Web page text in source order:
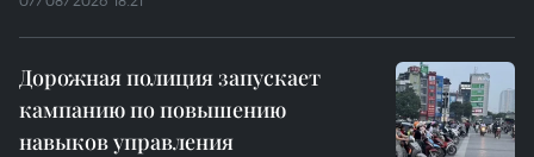
Дорожная полиция запускает
кампанию по повышению
навыков управления